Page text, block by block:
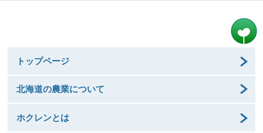
トップページ
北海道の農業について
ホクレンとは